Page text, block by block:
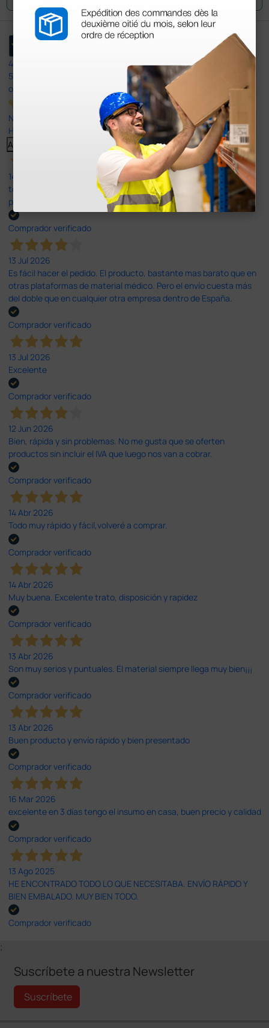
4,4
597
opiniones
Nuestras reseñas de 4 y 5 estrellas.
Haga clic aquí para leerlos todos >
Anterior
14 Jul 2026
todo correcto. podria señalar que un poco caro los portes y el
plazo de entrega se alarga.
Comprador verificado
13 Jul 2026
Es fácil hacer el pedido. El producto, bastante mas barato que en
otras plataformas de material médico. Pero el envío cuesta más
del doble que en cualquier otra empresa dentro de España.
Comprador verificado
13 Jul 2026
Excelente
Comprador verificado
12 Jun 2026
Bien, rápida y sin problemas. No me gusta que se oferten
productos sin incluir el IVA que luego nos van a cobrar.
Comprador verificado
14 Abr 2026
Todo muy rápido y fácil,volveré a comprar.
Comprador verificado
14 Abr 2026
Muy buena. Excelente trato, disposición y rapidez
Comprador verificado
13 Abr 2026
Son muy serios y puntuales. El material siempre llega muy bien¡¡¡
Comprador verificado
13 Abr 2026
Buen producto y envío rápido y bien presentado
Comprador verificado
16 Mar 2026
excelente en 3 días tengo el insumo en casa, buen precio y calidad
Comprador verificado
13 Ago 2025
HE ENCONTRADO TODO LO QUE NECESITABA. ENVÍO RÁPIDO Y
BIEN EMBALADO. MUY BIEN TODO.
Comprador verificado
;
Suscríbete a nuestra Newsletter
Suscríbete